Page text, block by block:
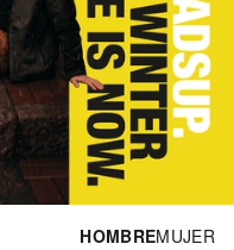
HOMBREMUJER